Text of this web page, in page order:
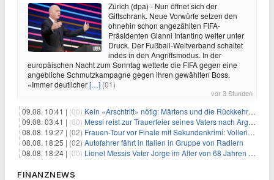
Zürich (dpa) - Nun öffnet sich der
Giftschrank. Neue Vorwürfe setzen den
ohnehin schon angezählten FIFA-
Präsidenten Gianni Infantino weiter unter
Druck. Der Fußball-Weltverband schaltet
indes in den Angriffsmodus. In der
europäischen Nacht zum Sonntag wetterte die FIFA gegen eine
angebliche Schmutzkampagne gegen ihren gewählten Boss.
«Immer deutlicher[…] (01)
vor 3 Stunden
09.08. 10:41 | (00) Kein «Arschtritt» nötig: Märtens und die Rückkehr nach Paris
09.08. 03:41 | (00) Messi reist zur Trauerfeier seines Vaters nach Argentinien
08.08. 19:27 | (02) Frauen-Tour vor Finale mit Sekundenkrimi: Vollering in Gelb
08.08. 18:25 | (02) Autofahrer fährt in Italien in Gruppe von Radlern
08.08. 18:24 | (00) Lionel Messis Vater Jorge im Alter von 68 Jahren gestorben
FINANZNEWS